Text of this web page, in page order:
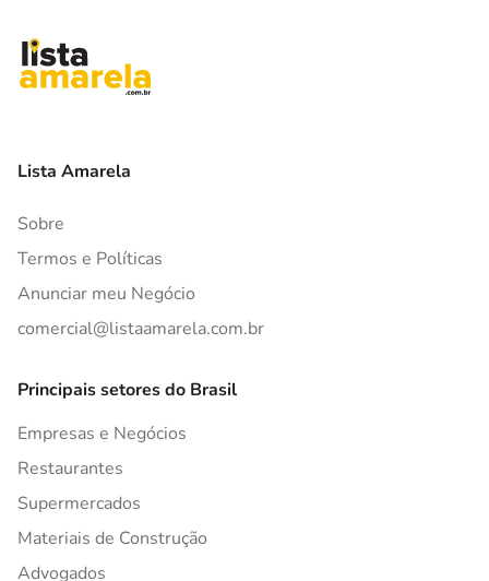
Lista Amarela
Sobre
Termos e Políticas
Anunciar meu Negócio
comercial@listaamarela.com.br
Principais setores do Brasil
Empresas e Negócios
Restaurantes
Supermercados
Materiais de Construção
Advogados